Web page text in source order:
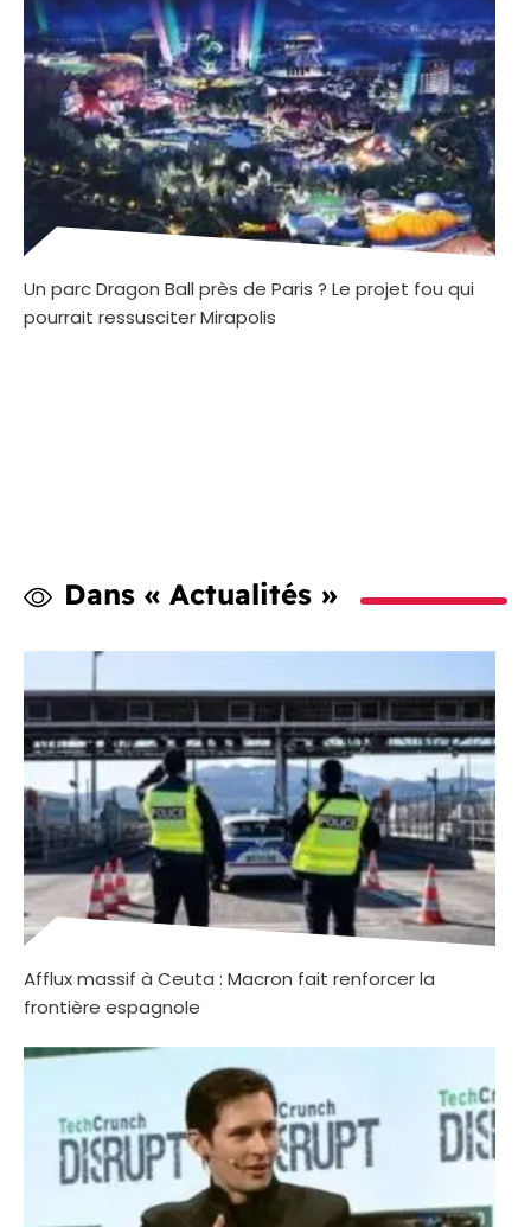
Un parc Dragon Ball près de Paris ? Le projet fou qui
pourrait ressusciter Mirapolis
Dans « Actualités »
Afflux massif à Ceuta : Macron fait renforcer la
frontière espagnole